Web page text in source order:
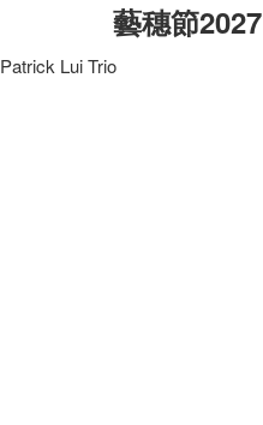
藝穗節2027
Patrick Lui Trio